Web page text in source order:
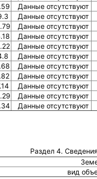
Данные отсутствуют
Данные отсутствуют
Данные отсутствуют
Данные отсутствуют
Данные отсутствуют
Данные отсутствуют
Данные отсутствуют
Данные отсутствуют
Данные отсутствуют
Данные отсутствуют
Данные отсутствуют
Раздел 4.
вид